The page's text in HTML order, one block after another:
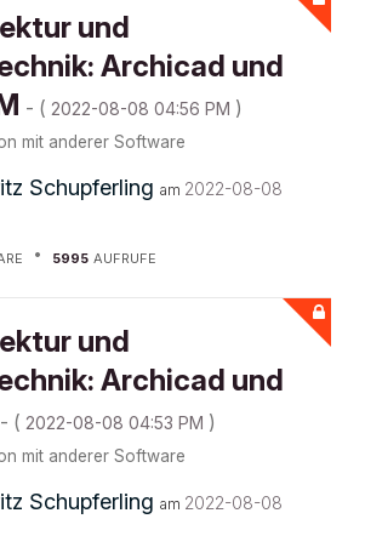
und
Archicad und
- ( ‎2022-08-08 04:56 PM )
mit anderer Software
Schupferling am ‎2022-08-08
5995 AUFRUFE
und
Archicad und
- ( ‎2022-08-08 04:53 PM )
mit anderer Software
Schupferling am ‎2022-08-08